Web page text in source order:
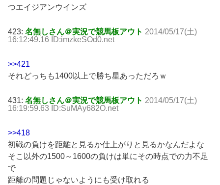
つエイジアンウインズ
423: 名無しさん＠実況で競馬板アウト 2014/05/17(土)
16:12:49.16 ID:imzkeSOd0.net
>>421
それどっちも1400以上で勝ち星あっただろｗ
431: 名無しさん＠実況で競馬板アウト 2014/05/17(土)
16:19:59.63 ID:SuMAy682O.net
>>418
初戦の負けを距離と見るか仕上がりと見るかなんだよな
そこ以外の1500～1600の負けは単にその時点での力不足
で
距離の問題じゃないようにも受け取れる